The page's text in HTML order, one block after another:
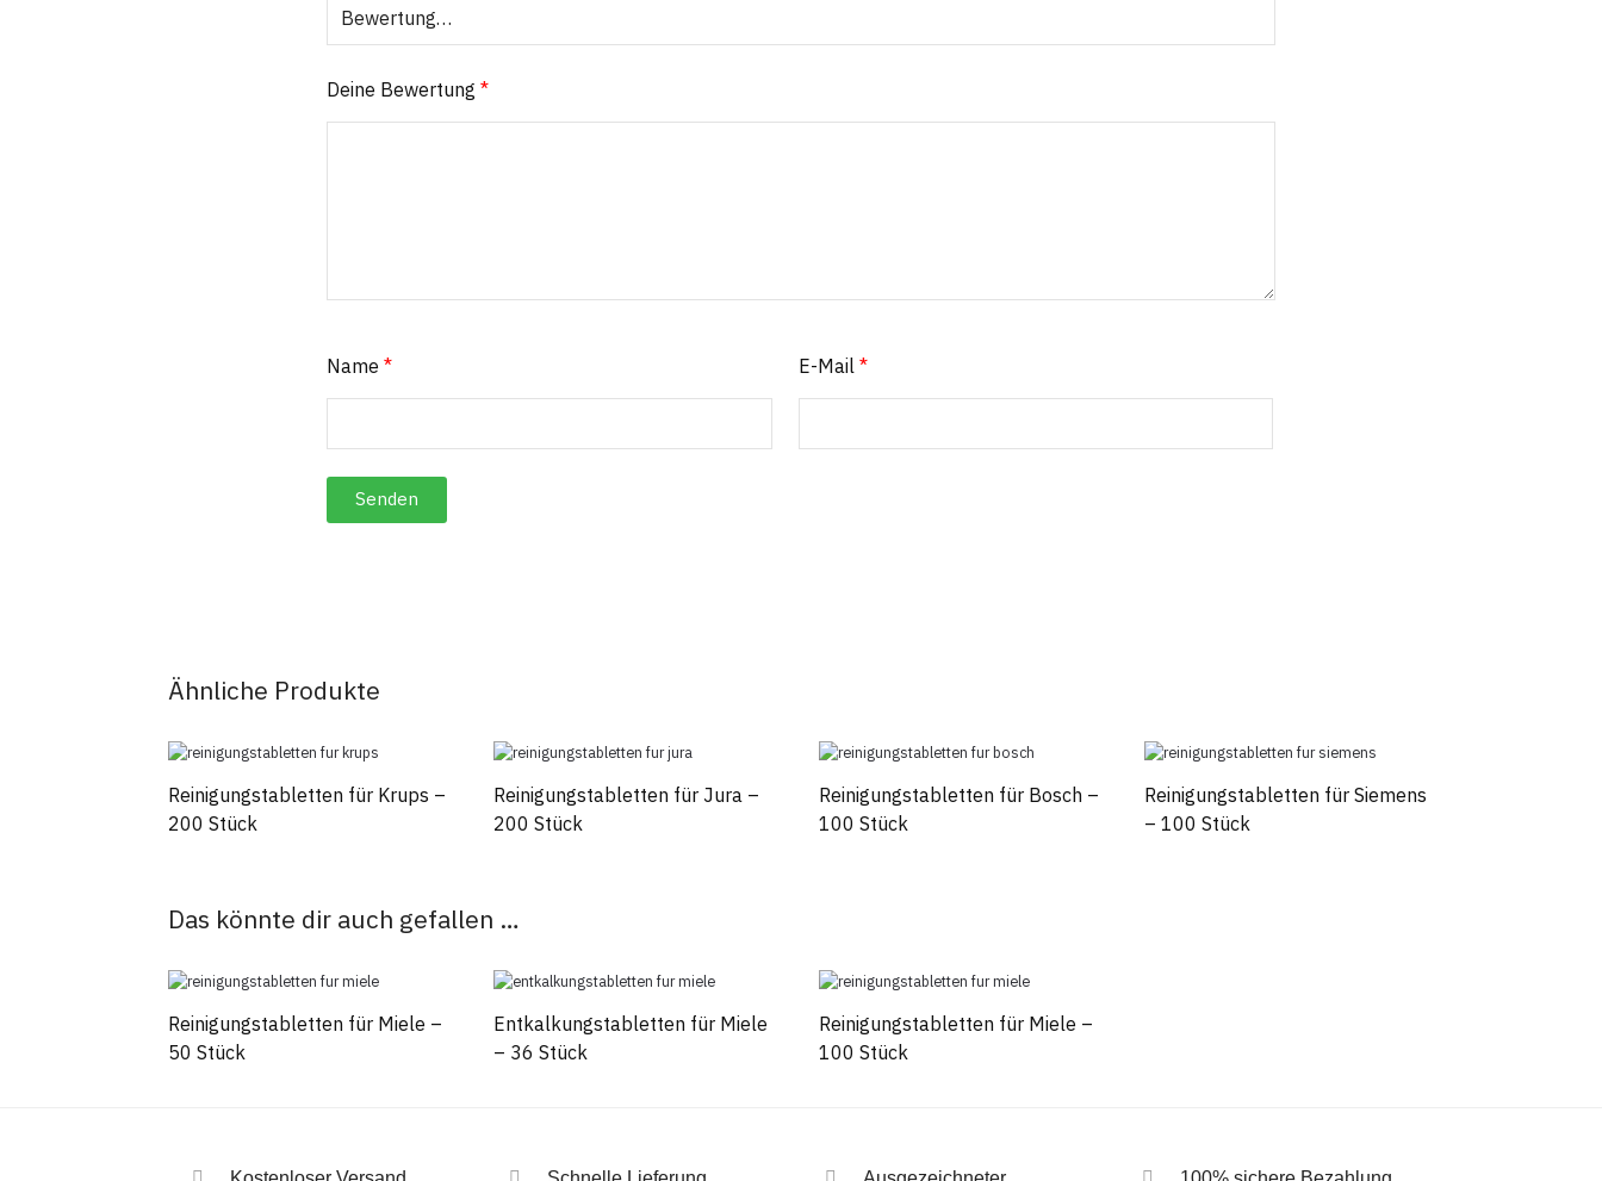
Deine Bewertung *
Name * E-Mail *
Ähnliche Produkte
Reinigungstabletten für Krups –
200 Stück
Reinigungstabletten für Jura –
200 Stück
Reinigungstabletten für Bosch –
100 Stück
Reinigungstabletten für Siemens
– 100 Stück
Das könnte dir auch gefallen …
Reinigungstabletten für Miele –
50 Stück
Entkalkungstabletten für Miele
– 36 Stück
Reinigungstabletten für Miele –
100 Stück